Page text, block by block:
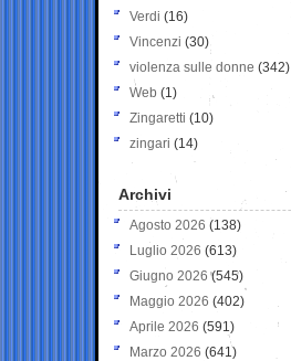
Verdi (16)
Vincenzi (30)
violenza sulle donne (342)
Web (1)
Zingaretti (10)
zingari (14)
Archivi
Agosto 2026 (138)
Luglio 2026 (613)
Giugno 2026 (545)
Maggio 2026 (402)
Aprile 2026 (591)
Marzo 2026 (641)